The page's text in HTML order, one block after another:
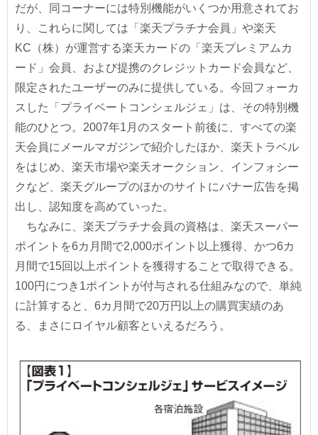
だが、同コーナーには特別機能がいくつか用意されてお
り、これらに関しては「楽天プラチナ会員」や楽天
KC（株）が運営する楽天カードの「楽天プレミアムカ
ード」会員、および提携のクレジットカード会員など、
限定されたユーザーのみに提供している。今回フォーカ
スした「プライベートコンシェルジェ」は、その特別機
能のひとつ。2007年1月のスタート前後に、すべての楽
天会員にメールマガジンで紹介したほか、楽天トラベル
をはじめ、楽天市場や楽天オークション、インフォシー
クなど、楽天グループのほかのサイトにバナー広告を掲
出し、認知度を高めていった。
ちなみに、楽天プラチナ会員の資格は、楽天スーパー
ポイントを6カ月間で2,000ポイント以上獲得、かつ6カ
月間で15回以上ポイントを獲得することで取得できる。
100円につき1ポイントが付与される仕組みなので、単純
に計算すると、6カ月間で20万円以上の購買実績のあ
る、まさにロイヤル顧客といえるだろう。